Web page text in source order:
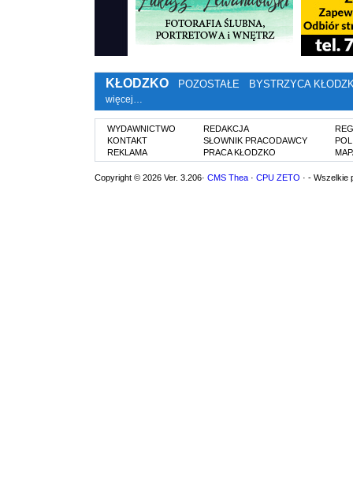
KŁODZKO POZOSTAŁE BYSTRZYCA
więcej…
WYDAWNICTWO
KONTAKT
REKLAMA
REDAKCJA
SŁOWNIK PRACODAWCY
PRACA KŁODZKO
Copyright © 2026 Ver. 3.206· CMS Thea · CPU ZETO · - Wszelkie